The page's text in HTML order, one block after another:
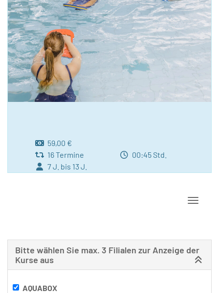
59,00 €
16 Termine
00:45 Std.
7 J. bis 13 J.
Bitte wählen Sie max. 3 Filialen zur Anzeige der
Kurse aus
AQUABOX